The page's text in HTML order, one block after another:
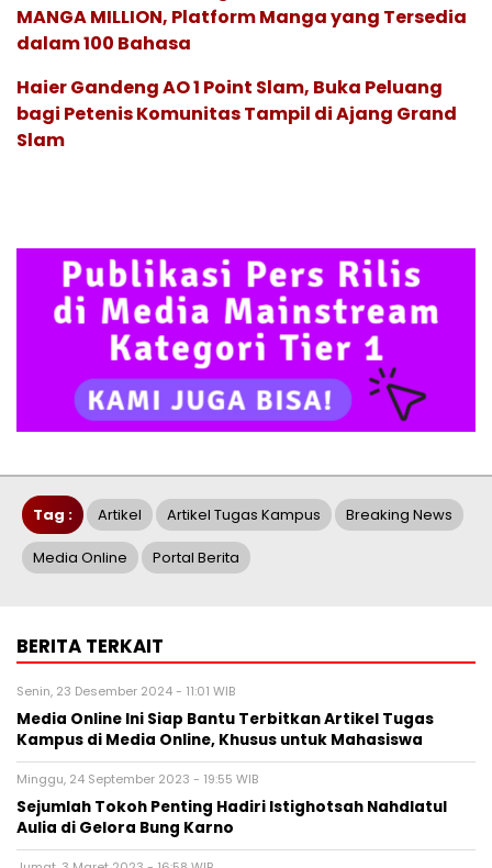
MANGA MILLION, Platform Manga yang Tersedia
dalam 100 Bahasa
Haier Gandeng AO 1 Point Slam, Buka Peluang
bagi Petenis Komunitas Tampil di Ajang Grand
Slam
Tag : Artikel Artikel Tugas Kampus Breaking News
Media Online Portal Berita
BERITA TERKAIT
Senin, 23 Desember 2024 - 11:01 WIB
Media Online Ini Siap Bantu Terbitkan Artikel Tugas
Kampus di Media Online, Khusus untuk Mahasiswa
Minggu, 24 September 2023 - 19:55 WIB
Sejumlah Tokoh Penting Hadiri Istighotsah Nahdlatul
Aulia di Gelora Bung Karno